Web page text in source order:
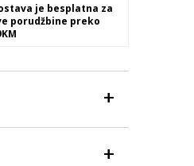
je besplatna za
porudžbine preko